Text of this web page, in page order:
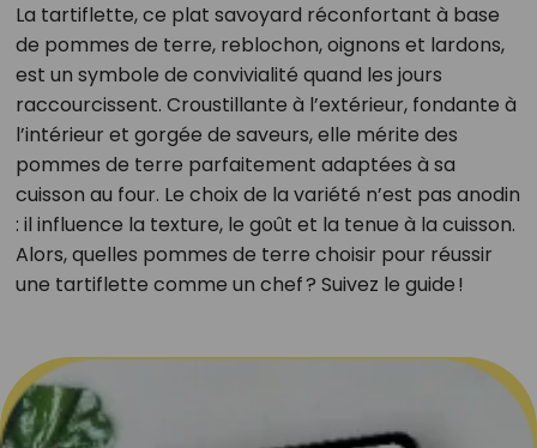
La tartiflette, ce plat savoyard réconfortant à base
de pommes de terre, reblochon, oignons et lardons,
est un symbole de convivialité quand les jours
raccourcissent. Croustillante à l’extérieur, fondante à
l’intérieur et gorgée de saveurs, elle mérite des
pommes de terre parfaitement adaptées à sa
cuisson au four. Le choix de la variété n’est pas anodin
: il influence la texture, le goût et la tenue à la cuisson.
Alors, quelles pommes de terre choisir pour réussir
une tartiflette comme un chef ? Suivez le guide !